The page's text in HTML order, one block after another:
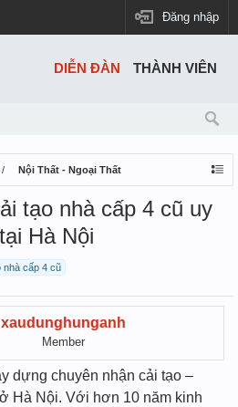
Đăng nhập
Nội Thất - Ngoại Thất
tạo nhà cấp 4 cũ uy
Hà Nội
nhà cấp 4 cũ
xaudunghunganh
Member
dựng chuyên nhận cải tạo –
Hà Nội. Với hơn 10 năm kinh
DIỄN ĐÀN THÀNH VIÊN